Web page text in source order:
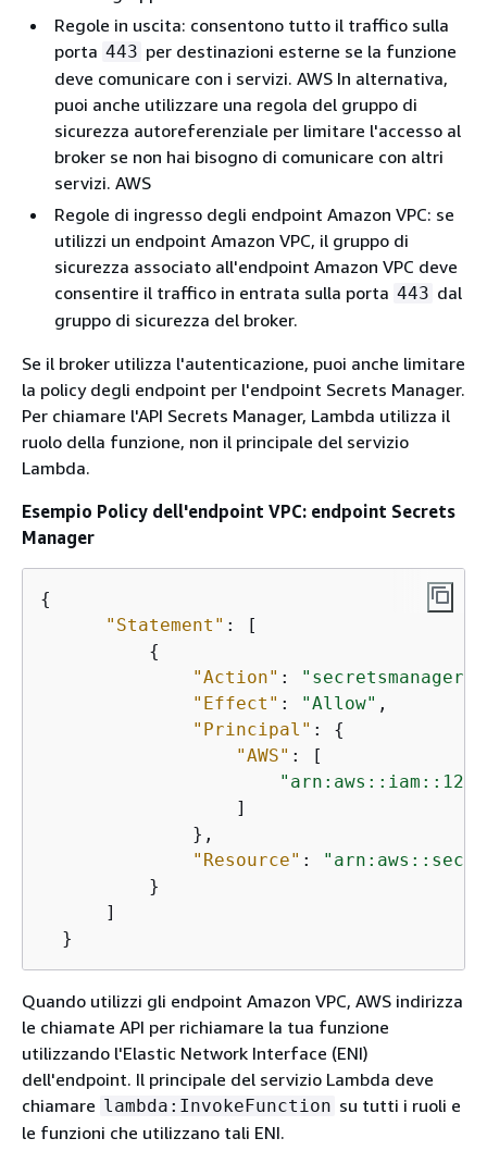
Regole in uscita: consentono tutto il traffico sulla
porta 443 per destinazioni esterne se la funzione
deve comunicare con i servizi. AWS In alternativa,
puoi anche utilizzare una regola del gruppo di
sicurezza autoreferenziale per limitare l'accesso al
broker se non hai bisogno di comunicare con altri
servizi. AWS
Regole di ingresso degli endpoint Amazon VPC: se
utilizzi un endpoint Amazon VPC, il gruppo di
sicurezza associato all'endpoint Amazon VPC deve
consentire il traffico in entrata sulla porta 443 dal
gruppo di sicurezza del broker.
Se il broker utilizza l'autenticazione, puoi anche limitare
la policy degli endpoint per l'endpoint Secrets Manager.
Per chiamare l'API Secrets Manager, Lambda utilizza il
ruolo della funzione, non il principale del servizio
Lambda.
Esempio Policy dell'endpoint VPC: endpoint Secrets
Manager
{
"Statement" : [
{
"Action" :
"Effect" : "Allow" ,
"Principal" : {
"AWS" : [
                  ]
              },
"Resource" :
          }
      ]
  }
Quando utilizzi gli endpoint Amazon VPC, AWS indirizza
le chiamate API per richiamare la tua funzione
utilizzando l'Elastic Network Interface (ENI)
dell'endpoint. Il principale del servizio Lambda deve
chiamare lambda:InvokeFunction su tutti i ruoli e
le funzioni che utilizzano tali ENI.